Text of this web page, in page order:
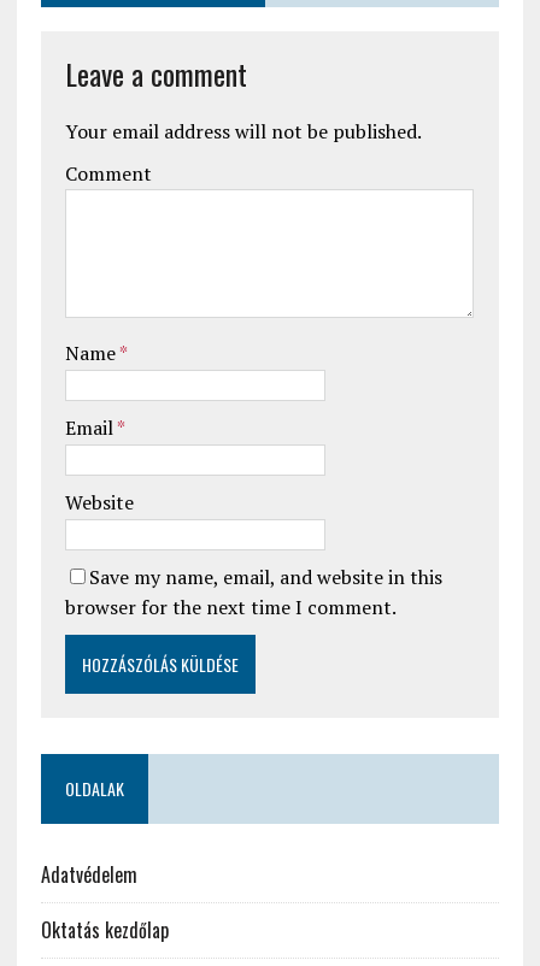
Leave a comment
Your email address will not be published.
Comment
Name*
Email*
Website
Save my name, email, and website in this
browser for the next time I comment.
OLDALAK
Adatvédelem
Oktatás kezdőlap